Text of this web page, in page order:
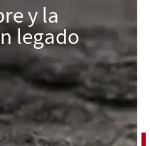
y la
legado
es el fin de la